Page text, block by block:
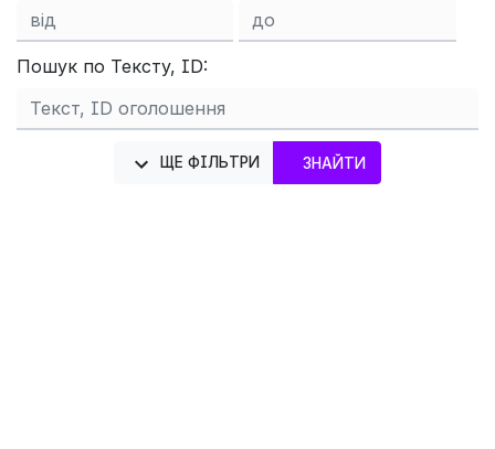
Пошук по Тексту, ID:
ЩЕ ФІЛЬТРИ ЗНАЙТИ